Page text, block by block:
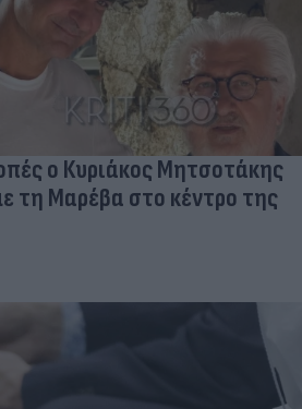
ο Κυριάκος Μητσοτάκης
τη Μαρέβα στο κέντρο της